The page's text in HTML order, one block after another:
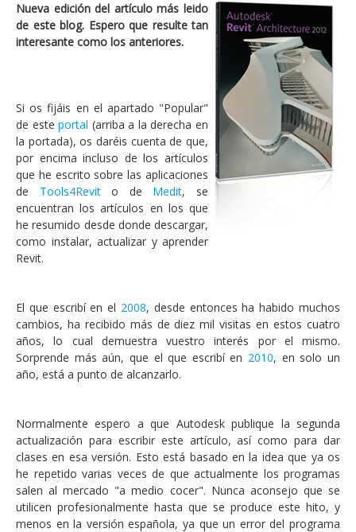
Nueva edición del artículo más leido
de este blog. Espero que resulte tan
interesante como los anteriores.
Si os fijáis en el apartado "Popular"
de esteportal (arriba a la derecha en
la portada), os daréis cuenta de que,
por encima incluso de los artículos
que he escrito sobre las aplicaciones
de Tools4Revito de Medit, se
encuentran los artículos en los que
he resumido desde donde descargar,
como instalar, actualizar y aprender
Revit.
El que escribí en el 2008, desde entonces ha habido muchos
cambios, ha recibido más de diez mil visitas en estos cuatro
años, lo cual demuestra vuestro interés por el mismo.
Sorprende más aún, que el que escribí en 2010, en solo un
año, está a punto de alcanzarlo.
Normalmente espero a que Autodesk publique la segunda
actualización para escribir este artículo, así como para dar
clases en esa versión. Esto está basado en la idea que ya os
he repetido varias veces de que actualmente los programas
salen al mercado "a medio cocer". Nunca aconsejo que se
utilicen profesionalmente hasta que se produce este hito, y
menos en la versión española, ya que un error del programa